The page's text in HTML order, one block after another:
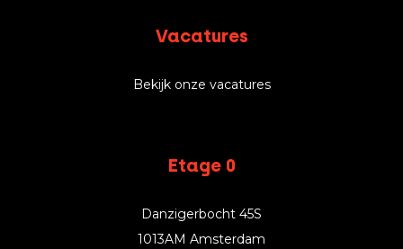
Vacatures
Bekijk onze vacatures
Etage 0
Danzigerbocht 45S
1013AM Amsterdam